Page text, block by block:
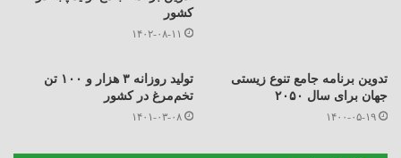
کشور
۱۴۰۲-۰۸-۱۱
تدوین برنامه جامع تنوع زیستی
جهان برای سال ۲۰۵۰
۱۴۰۰-۰۵-۱۹
تولید روزانه ۳ هزار و ۱۰۰ تن
تخم‌مرغ در کشور
۱۴۰۱-۰۳-۰۸